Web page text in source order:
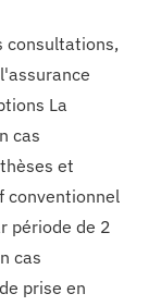
consultations,
La
cas
et
conventionnel
période de 2
cas
prise en